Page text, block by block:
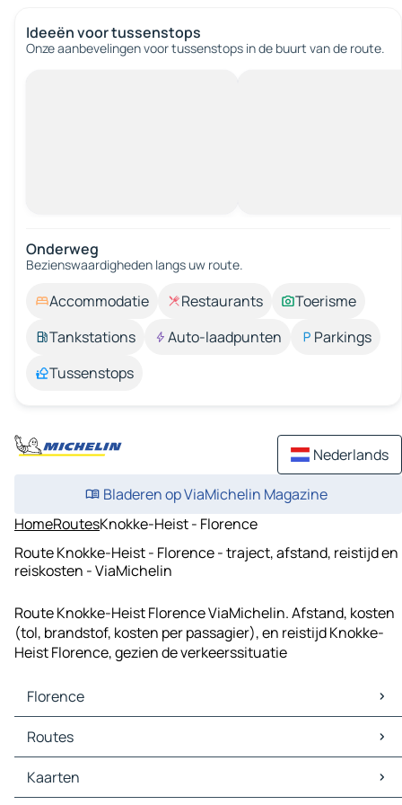
Ideeën voor tussenstops
Onze aanbevelingen voor tussenstops in de buurt van de route.
Onderweg
Bezienswaardigheden langs uw route.
Accommodatie Restaurants
Toerisme
Tankstations
Auto-laadpunten
Parkings
Tussenstops
Nederlands
Bladeren op ViaMichelin Magazine
HomeRoutesKnokke-Heist - Florence
Route Knokke-Heist - Florence - traject, afstand, reistijd en
reiskosten - ViaMichelin
Route Knokke-Heist Florence ViaMichelin. Afstand, kosten
(tol, brandstof, kosten per passagier), en reistijd Knokke-
Heist Florence, gezien de verkeerssituatie
Florence
Florence Kaarten
Florence Verkeer
Florence Hotels
Florence Restaurants
Routes
Routes Florence - Genua
Routes Florence - Bologna
Kaarten